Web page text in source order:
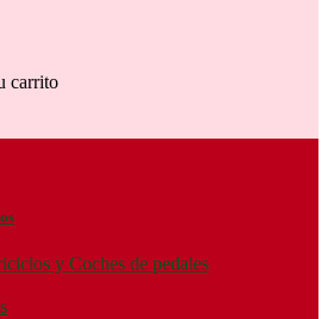
carrito
y Coches de pedales